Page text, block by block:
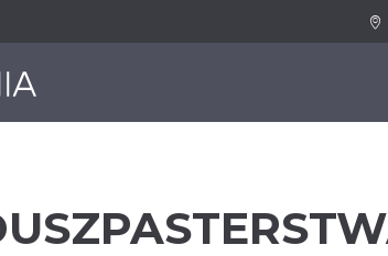
JAK DZIAŁAMY